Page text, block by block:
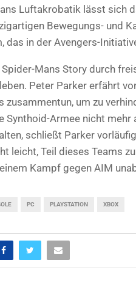
Luftakrobatik lässt sich
Bewegungs- und
das in der Avengers-
Mans Story durch
Peter Parker erfährt
zusammentun, um zu
Synthoid-Armee nicht
schließt Parker
leicht, Teil dieses Teams
Kampf gegen AIM
PC PLAYSTATION XBOX